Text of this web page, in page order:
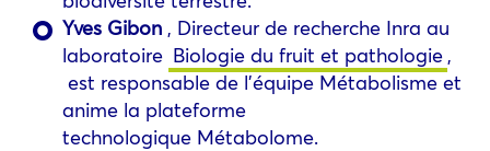
Yves Gibon , Directeur de recherche Inra au
laboratoire Biologie du fruit et pathologie ,
est responsable de l’équipe Métabolisme et
anime la plateforme
technologique Métabolome.